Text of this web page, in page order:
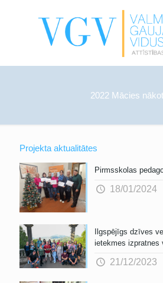
2022 Mācies
Projekta aktualitātes
Pirmsskolas
18/01/2024
Ilgspējīgs dzīves
ietekmes izpratnes
21/12/2023